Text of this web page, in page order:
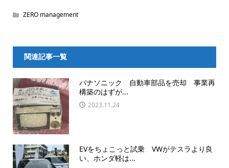
ZERO management
関連記事一覧
パナソニック 自動車部品を売却 事業再
構築のはずが...
2023.11.24
EVをちょこっと試乗 VWがテスラより良
い、ホンダ軽は...